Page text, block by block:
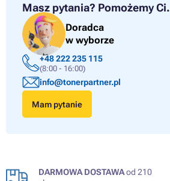
Masz pytania? Pomożemy Ci.
Doradca
w wyborze
+48 222 235 115
(8:00 - 16:00)
info@tonerpartner.pl
Mam pytanie
DARMOWA DOSTAWAod 210